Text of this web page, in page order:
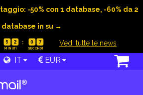
-50% con 1 database, -60% da 2
database in su →
5 2 0 6 Vedi tutte le news
IT EUR